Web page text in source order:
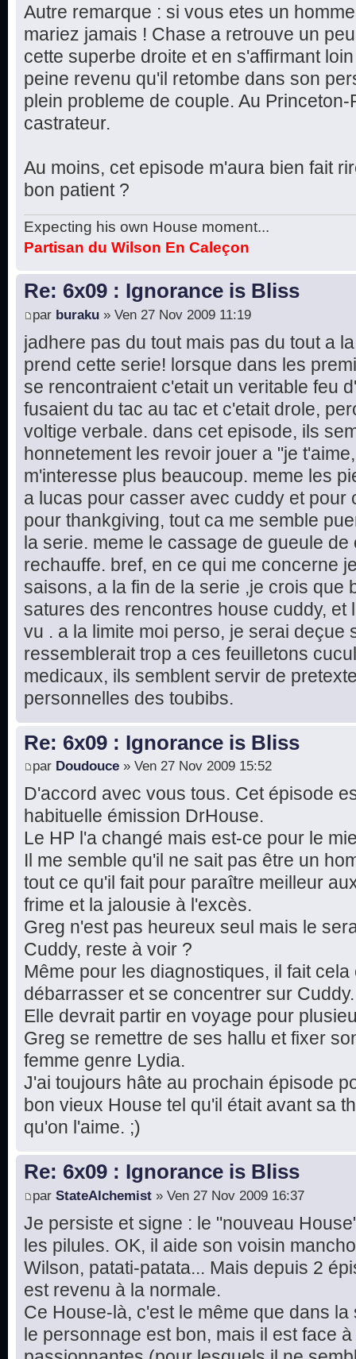
Autre remarque : si vous etes un
mariez jamais ! Chase a retrouve un
cette superbe droite et en s'affirmant
peine revenu qu'il retombe dans son
plein probleme de couple. Au
castrateur.
Au moins, cet episode m'aura bien fait
bon patient ?
Expecting his own House moment...
Partisan du Wilson En Caleçon
Re: 6x09 : Ignorance is Bliss
par buraku » Ven 27 Nov 2009 11:19
jadhere pas du tout mais pas du tout a
prend cette serie! lorsque dans les
se rencontraient c'etait un veritable feu
fusaient du tac au tac et c'etait drole,
voltige verbale. dans cet episode, ils
honnetement les revoir jouer a "je
m'interesse plus beaucoup. meme les
a lucas pour casser avec cuddy et pour
pour thankgiving, tout ca me semble
la serie. meme le cassage de gueule
rechauffe. bref, en ce qui me concerne
saisons, a la fin de la serie ,je crois que
satures des rencontres house cuddy, et
vu . a la limite moi perso, je serai deçue
ressemblerait trop a ces feuilletons
medicaux, ils semblent servir de
personnelles des toubibs.
Re: 6x09 : Ignorance is Bliss
par Doudouce » Ven 27 Nov 2009 15:52
D'accord avec vous tous. Cet épisode
habituelle émission DrHouse.
Le HP l'a changé mais est-ce pour le
Il me semble qu'il ne sait pas être un
tout ce qu'il fait pour paraître meilleur
frime et la jalousie à l'excès.
Greg n'est pas heureux seul mais le
Cuddy, reste à voir ?
Même pour les diagnostiques, il fait
débarrasser et se concentrer sur Cuddy.
Elle devrait partir en voyage pour
Greg se remettre de ses hallu et fixer
femme genre Lydia.
J'ai toujours hâte au prochain épisode
bon vieux House tel qu'il était avant sa
qu'on l'aime. ;)
Re: 6x09 : Ignorance is Bliss
par StateAlchemist » Ven 27 Nov 2009 16:37
Je persiste et signe : le "nouveau
les pilules. OK, il aide son voisin
Wilson, patati-patata... Mais depuis 2
est revenu à la normale.
Ce House-là, c'est le même que dans
le personnage est bon, mais il est face